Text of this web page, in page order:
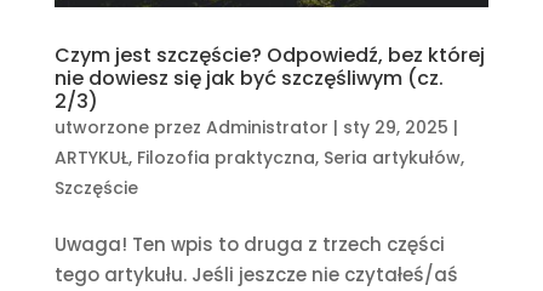
Czym jest szczęście? Odpowiedź, bez której
nie dowiesz się jak być szczęśliwym (cz.
2/3)
utworzone przez Administrator | sty 29, 2025 |
ARTYKUŁ, Filozofia praktyczna, Seria artykułów,
Szczęście
Uwaga! Ten wpis to druga z trzech części
tego artykułu. Jeśli jeszcze nie czytałeś/aś